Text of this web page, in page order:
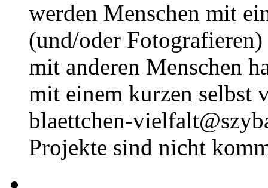
werden Menschen mit
(und/oder
mit anderen Menschen
mit einem kurzen selbst
blaettchen-
Projekte sind nicht